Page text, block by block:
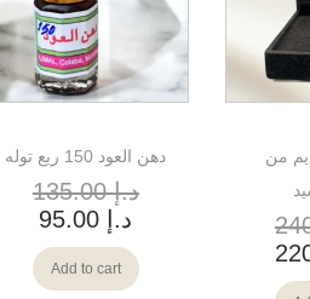
دهن العود 150 ربع توله
د.إ135.00
د.إ
Add to cart
من